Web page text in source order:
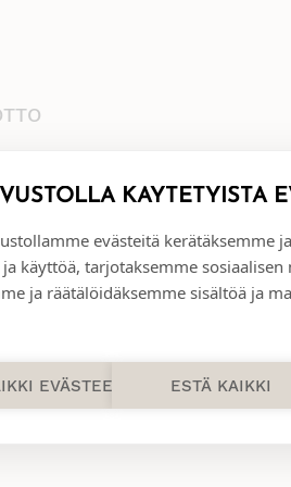
KÄYTETYISTÄ
evästeitä kerätäksemme
käyttöä, tarjotaksemme
ja räätälöidäksemme sisältöä ja
EVÄSTEET ESTÄ KAIKKI